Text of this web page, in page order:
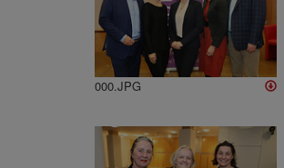
000.JPG